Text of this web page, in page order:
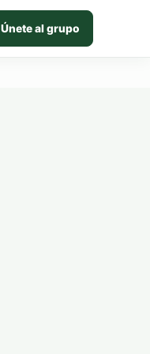
Únete al grupo